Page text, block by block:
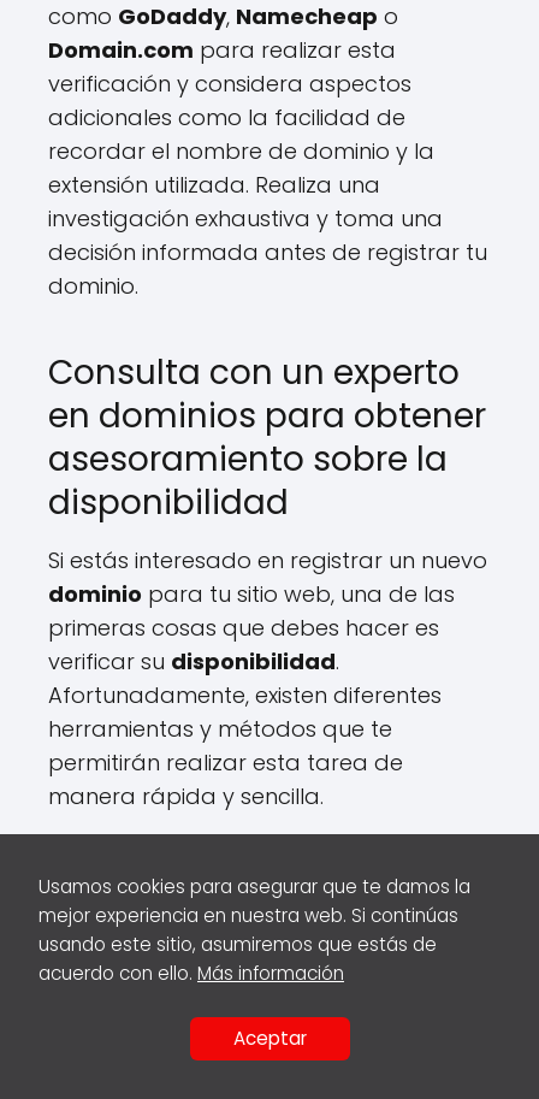
como GoDaddy, Namecheap o
Domain.com para realizar esta
verificación y considera aspectos
adicionales como la facilidad de
recordar el nombre de dominio y la
extensión utilizada. Realiza una
investigación exhaustiva y toma una
decisión informada antes de registrar tu
dominio.
Consulta con un experto
en dominios para obtener
asesoramiento sobre la
disponibilidad
Si estás interesado en registrar un nuevo
dominio para tu sitio web, una de las
primeras cosas que debes hacer es
verificar su disponibilidad.
Afortunadamente, existen diferentes
herramientas y métodos que te
permitirán realizar esta tarea de
manera rápida y sencilla.
1. Utiliza un buscador de
dominios
Una de las formas más comunes de
disponibilidadde un
es utilizando un buscador de
en línea. Estas herramientas te
Usamos cookies para asegurar que te damos la
mejor experiencia en nuestra web. Si continúas
usando este sitio, asumiremos que estás de
acuerdo con ello. Más información
Aceptar